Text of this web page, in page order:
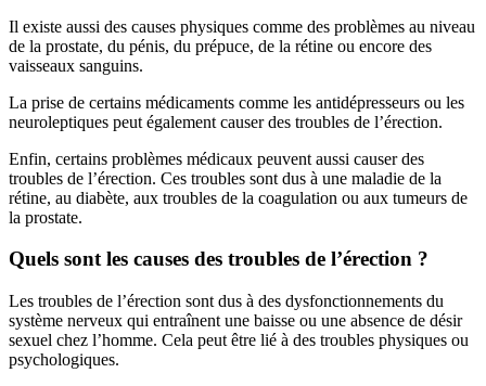
Il existe aussi des causes physiques comme des problèmes au niveau
de la prostate, du pénis, du prépuce, de la rétine ou encore des
vaisseaux sanguins.
La prise de certains médicaments comme les antidépresseurs ou les
neuroleptiques peut également causer des troubles de l’érection.
Enfin, certains problèmes médicaux peuvent aussi causer des
troubles de l’érection. Ces troubles sont dus à une maladie de la
rétine, au diabète, aux troubles de la coagulation ou aux tumeurs de
la prostate.
Quels sont les causes des troubles de l’érection ?
Les troubles de l’érection sont dus à des dysfonctionnements du
système nerveux qui entraînent une baisse ou une absence de désir
sexuel chez l’homme. Cela peut être lié à des troubles physiques ou
psychologiques.